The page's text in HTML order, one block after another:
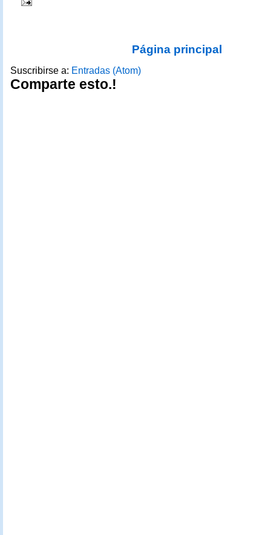
Página principal
Suscribirse a: Entradas (Atom)
Comparte esto.!